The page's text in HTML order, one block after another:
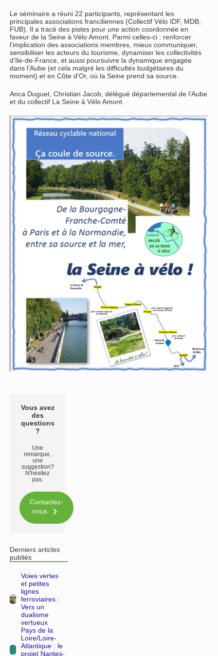
Le séminaire a réuni 22 participants, représentant les
principales associations franciliennes (Collectif Vélo IDF, MDB,
FUB). Il a tracé des pistes pour une action coordonnée en
faveur de la Seine à Vélo Amont. Parmi celles-ci : renforcer
l’implication des associations membres, mieux communiquer,
sensibiliser les acteurs du tourisme, dynamiser les collectivités
d’Ile-de-France, et aussi poursuivre la dynamique engagée
dans l’Aube (et cela malgré les difficultés budgétaires du
moment) et en Côte d’Or, où la Seine prend sa source.
Anca Duguet, Christian Jacob, délégué départemental de l’Aube
et du collectif La Seine à Vélo Amont.
Vous avez
des
questions
?
Une
remarque,
une
suggestion?
N'hésitez
pas.
Contactez-
nous

Derniers articles
publiés
Voies vertes
et petites
lignes
ferroviaires :
Vers un
dualisme
vertueux
Pays de la
Loire/Loire-
Atlantique : le
projet Nantes-